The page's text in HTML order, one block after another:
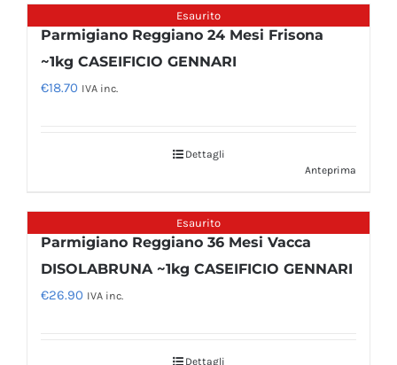
Esaurito
Parmigiano Reggiano 24 Mesi Frisona
~1kg CASEIFICIO GENNARI
€18.70 IVA inc.
Dettagli
Anteprima
Esaurito
Parmigiano Reggiano 36 Mesi Vacca
DISOLABRUNA ~1kg CASEIFICIO GENNARI
€26.90 IVA inc.
Dettagli